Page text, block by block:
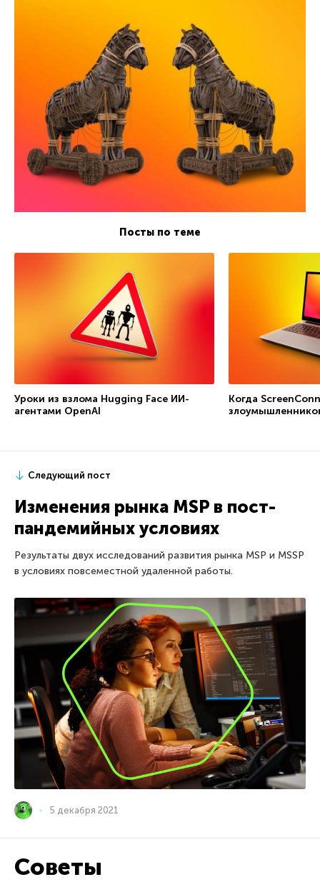
Посты по теме
Уроки из взлома Hugging Face ИИ-
агентами OpenAI
Когда
Следующий пост
Изменения рынка MSP в пост-
пандемийных условиях
Результаты двух исследований развития рынка MSP и MSSP
в условиях повсеместной удаленной работы.
5 декабря 2021
Советы